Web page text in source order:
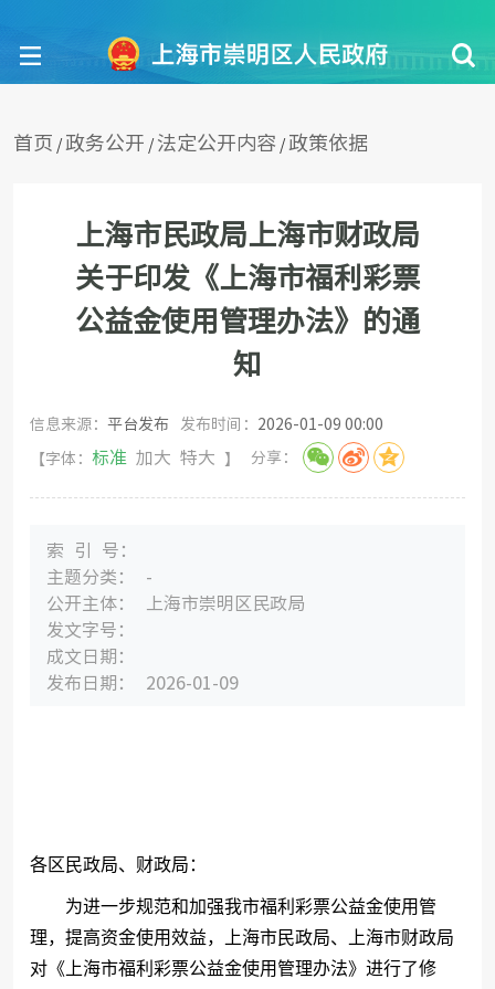
首页 /政务公开 /法定公开内容 /政策依据
上海市民政局上海市财政局
关于印发《上海市福利彩票
公益金使用管理办法》的通
知
信息来源： 平台发布 发布时间： 2026-01-09 00:00
【字体： 标准 加大 特大 】 分享：
索引 号：
主题分类：
-
公开主体：
上海市崇明区民政局
发文字号：
成文日期：
发布日期： 2026-01-09
各区民政局、财政局：
为进一步规范和加强我市福利彩票公益金使用管
理，提高资金使用效益，上海市民政局、上海市财政局
对《上海市福利彩票公益金使用管理办法》进行了修